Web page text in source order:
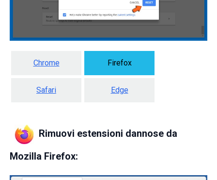
Chrome Firefox
Safari Edge
Rimuovi estensioni dannose da
Mozilla Firefox: